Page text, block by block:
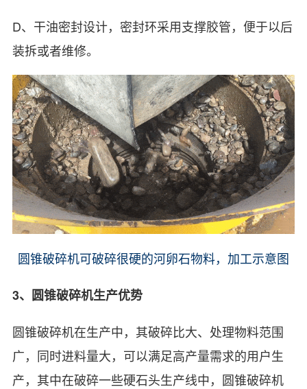
D、干油密封设计，密封环采用支撑胶管，便于以后
装拆或者维修。
圆锥破碎机可破碎很硬的河卵石物料，加工示意图
3、圆锥破碎机生产优势
圆锥破碎机在生产中，其破碎比大、处理物料范围
广，同时进料量大，可以满足高产量需求的用户生
产，其中在破碎一些硬石头生产线中，圆锥破碎机